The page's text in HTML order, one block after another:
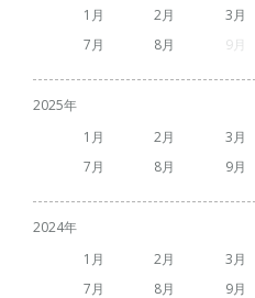
1
2 3
7
8 9
2025
1
2 3
7
8 9
2024
1
2 3
7
8 9